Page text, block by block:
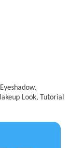
Eyeshadow,
Look, Tutorial